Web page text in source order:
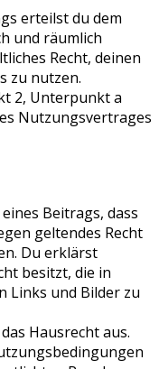
erteilst du dem
und räumlich
Recht, deinen
zu nutzen.
2, Unterpunkt a
Nutzungsvertrages
Beitrags, dass
geltendes Recht
Du erklärst
besitzt, die in
Links und Bilder zu
Hausrecht aus.